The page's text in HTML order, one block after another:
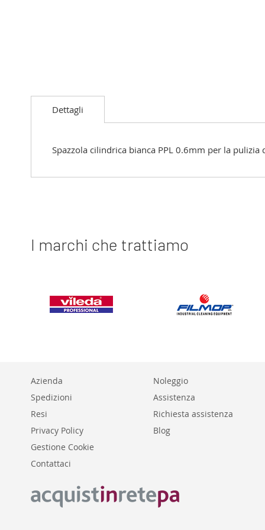
all'inizio
immagini
Dettagli
Spazzola cilindrica bianca PPL 0.6mm per la
I marchi che trattiamo
Azienda
Spedizioni
Resi
Privacy Policy
Gestione Cookie
Contattaci
Noleggio
Assistenza
Richiesta assistenza
Blog